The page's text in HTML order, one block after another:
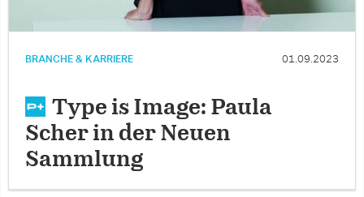
BRANCHE & KARRIERE 01.09.2023
Type is Image: Paula
Scher in der Neuen
Sammlung